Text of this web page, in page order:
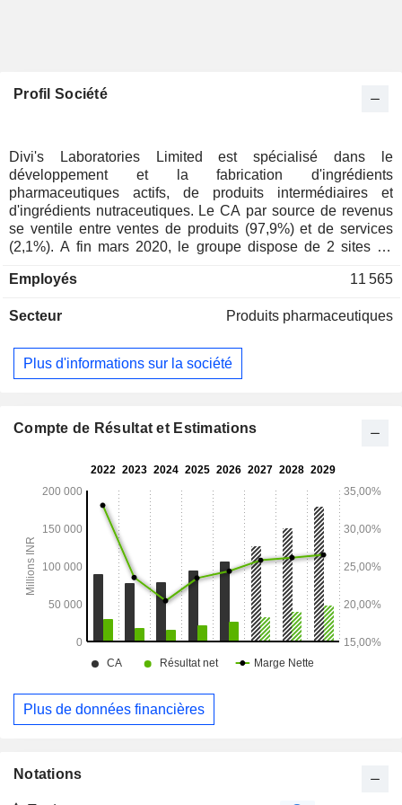
Profil Société
Divi's Laboratories Limited est spécialisé dans le
développement et la fabrication d'ingrédients
pharmaceutiques actifs, de produits intermédiaires et
d'ingrédients nutraceutiques. Le CA par source de revenus
se ventile entre ventes de produits (97,9%) et de services
(2,1%). A fin mars 2020, le groupe dispose de 2 sites de
Employés
11 565
Secteur Produits pharmaceutiques
Plus d'informations sur la société
Compte de Résultat et Estimations
Plus de données financières
Notations